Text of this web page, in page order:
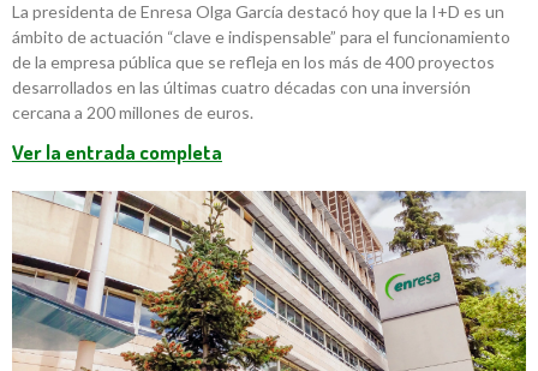
La presidenta de Enresa Olga García destacó hoy que la I+D es un
ámbito de actuación “clave e indispensable” para el funcionamiento
de la empresa pública que se refleja en los más de 400 proyectos
desarrollados en las últimas cuatro décadas con una inversión
cercana a 200 millones de euros.
Ver la entrada completa